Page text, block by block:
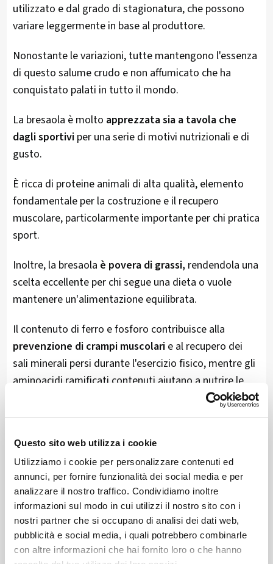
Questo sito web utilizza i cookie
Utilizziamo i cookie per personalizzare contenuti ed
annunci, per fornire funzionalità dei social media e per
analizzare il nostro traffico. Condividiamo inoltre
informazioni sul modo in cui utilizzi il nostro sito con i
nostri partner che si occupano di analisi dei dati web,
pubblicità e social media, i quali potrebbero combinarle
con altre informazioni che hai fornito loro o che hanno
utilizzato e dal grado di stagionatura, che possono
variare leggermente in base al produttore.
Nonostante le variazioni, tutte mantengono l'essenza
di questo salume crudo e non affumicato che ha
conquistato palati in tutto il mondo​.
La bresaola è molto apprezzata sia a tavola che
dagli sportivi per una serie di motivi nutrizionali e di
gusto.
È ricca di proteine animali di alta qualità, elemento
fondamentale per la costruzione e il recupero
muscolare, particolarmente importante per chi pratica
sport.
Inoltre, la bresaola è povera di grassi, rendendola una
scelta eccellente per chi segue una dieta o vuole
mantenere un'alimentazione equilibrata​.
Il contenuto di ferro e fosforo contribuisce alla
prevenzione di crampi muscolari e al recupero dei
sali minerali persi durante l'esercizio fisico, mentre gli
aminoacidi ramificati contenuti aiutano a nutrire le
l'attività fisica e per un rapido recupero​.
La bresaola contiene anche vitamine del gruppo B, che
sono fondamentali per l'efficienza del metabolismo
cellulare.
Questo aspetto è particolarmente vantaggioso per gli
sportivi, in quanto un metabolismo efficiente è